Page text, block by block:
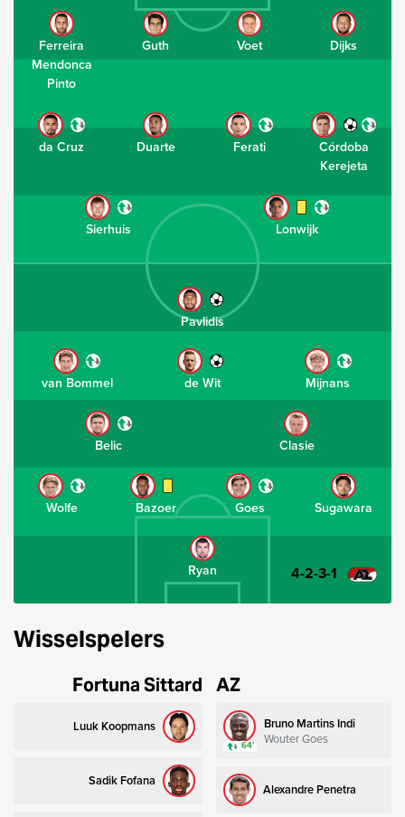
Ferreira
Mendonca
Pinto
Guth Voet Dijks
da Cruz Duarte Ferati
Córdoba
Kerejeta
Sierhuis Lonwijk
Ryan
Sugawara
Goes
Bazoer
Wolfe
Clasie
Belic
Mijnans
de Wit
van Bommel
Pavlidis
4-2-3-1
Wisselspelers
Fortuna Sittard
Luuk Koopmans
Sadik Fofana
AZ
Bruno Martins Indi
Wouter Goes
64’
Alexandre Penetra